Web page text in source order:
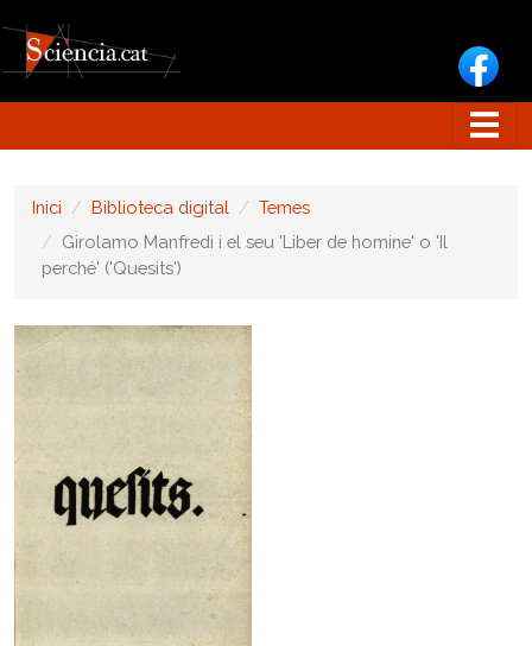
Inici Biblioteca digital
Temes
Girolamo Manfredi i el seu 'Liber de homine' o 'Il
perché' ('Quesits')
Image